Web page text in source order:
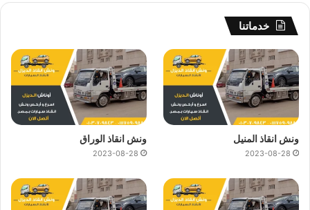
خدماتنا
ونش انقاذ المنيل
2023-08-28
ونش انقاذ الوراق
2023-08-28